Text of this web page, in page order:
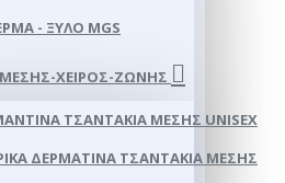
- ΞΎΛΟ MGS
ΧΕΙΡΌΣ-ΖΏΝΗΣ
ΤΣΑΝΤΆΚΙΑ ΜΈΣΗΣ UNISEX
ΔΕΡΜΆΤΙΝΑ ΤΣΑΝΤΆΚΙΑ ΜΈΣΗΣ